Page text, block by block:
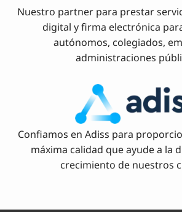
Nuestro partner para prestar
digital y firma electrónica
autónomos, colegiados,
administraciones
Confiamos en Adiss para
máxima calidad que ayude a la
crecimiento de nuestros